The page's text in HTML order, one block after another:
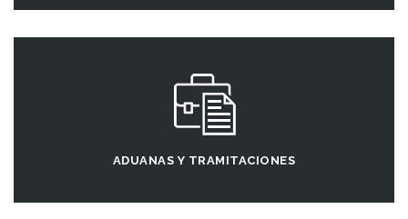
ADUANAS Y TRAMITACIONES